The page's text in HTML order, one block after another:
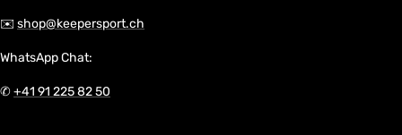
✉️ shop@keepersport.ch
WhatsApp Chat:
✆+41 91 225 82 50